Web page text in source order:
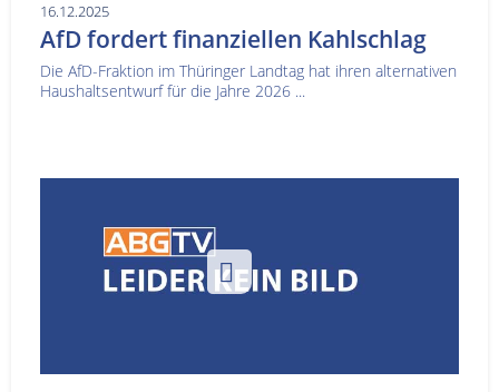
16.12.2025
AfD fordert finanziellen Kahlschlag
Die AfD-Fraktion im Thüringer Landtag hat ihren alternativen
Haushaltsentwurf für die Jahre 2026 ...